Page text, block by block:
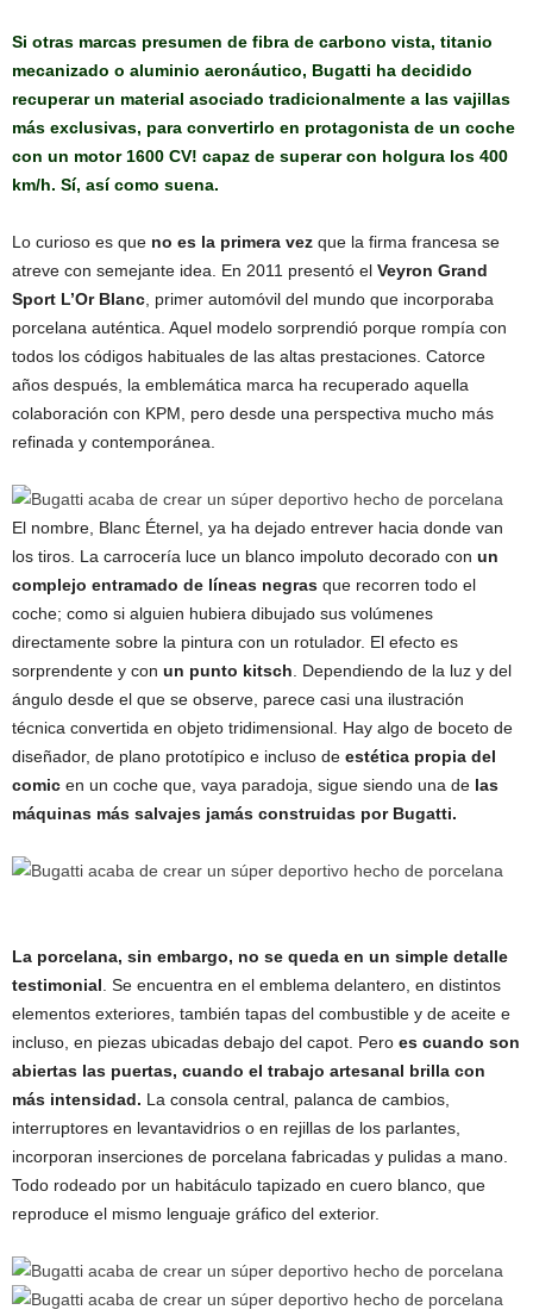
Si otras marcas presumen de fibra de carbono vista, titanio
mecanizado o aluminio aeronáutico, Bugatti ha decidido
recuperar un material asociado tradicionalmente a las vajillas
más exclusivas, para convertirlo en protagonista de un coche
con un motor 1600 CV! capaz de superar con holgura los 400
km/h. Sí, así como suena.
Lo curioso es que no es la primera vez que la firma francesa se
atreve con semejante idea. En 2011 presentó el Veyron Grand
Sport L’Or Blanc , primer automóvil del mundo que incorporaba
porcelana auténtica. Aquel modelo sorprendió porque rompía con
todos los códigos habituales de las altas prestaciones. Catorce
años después, la emblemática marca ha recuperado aquella
colaboración con KPM, pero desde una perspectiva mucho más
refinada y contemporánea.
El nombre, Blanc Éternel, ya ha dejado entrever hacia donde van
los tiros. La carrocería luce un blanco impoluto decorado con un
complejo entramado de líneas negras que recorren todo el
coche; como si alguien hubiera dibujado sus volúmenes
directamente sobre la pintura con un rotulador. El efecto es
sorprendente y con un punto kitsch . Dependiendo de la luz y del
ángulo desde el que se observe, parece casi una ilustración
técnica convertida en objeto tridimensional. Hay algo de boceto de
diseñador, de plano prototípico e incluso de estética propia del
comic en un coche que, vaya paradoja, sigue siendo una de las
máquinas más salvajes jamás construidas por Bugatti.
La porcelana, sin embargo, no se queda en un simple detalle
testimonial . Se encuentra en el emblema delantero, en distintos
elementos exteriores, también tapas del combustible y de aceite e
incluso, en piezas ubicadas debajo del capot. Pero es cuando son
abiertas las puertas, cuando el trabajo artesanal brilla con
más intensidad. La consola central, palanca de cambios,
interruptores en levantavidrios o en rejillas de los parlantes,
incorporan inserciones de porcelana fabricadas y pulidas a mano.
Todo rodeado por un habitáculo tapizado en cuero blanco, que
reproduce el mismo lenguaje gráfico del exterior.